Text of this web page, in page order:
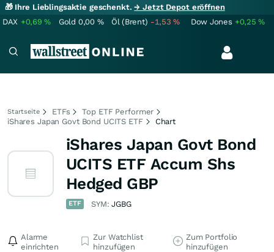
🎁 Ihre Lieblingsaktie geschenkt.→ Jetzt Depot eröffnen
DAX +0,69% Gold 0,00 % Öl (Brent) -1,53% Dow Jones +0,25%
Startseite ETFs
Top ETF Performer
iShares Japan Govt Bond UCITS ETF
Chart
iShares Japan Govt Bond
UCITS ETF Accum Shs
Hedged GBP
ETF SYM:JGBG
Alarme
einrichten
Zur Watchlist
hinzufügen
Zum Portfolio
hinzufügen